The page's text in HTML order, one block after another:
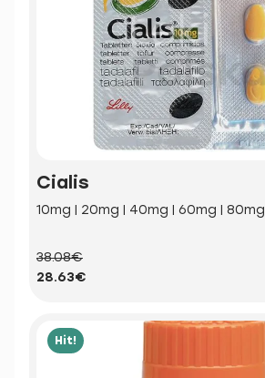
Cialis
10mg | 20mg | 40mg | 60mg | 80mg
38.08€
28.63€
Hit!